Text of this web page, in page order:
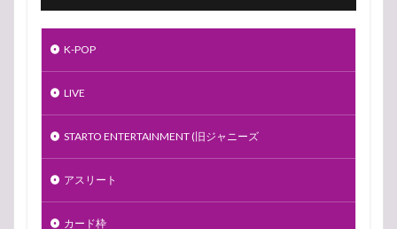
K-POP
LIVE
STARTO ENTERTAINMENT (旧ジャニーズ
アスリート
カード枠